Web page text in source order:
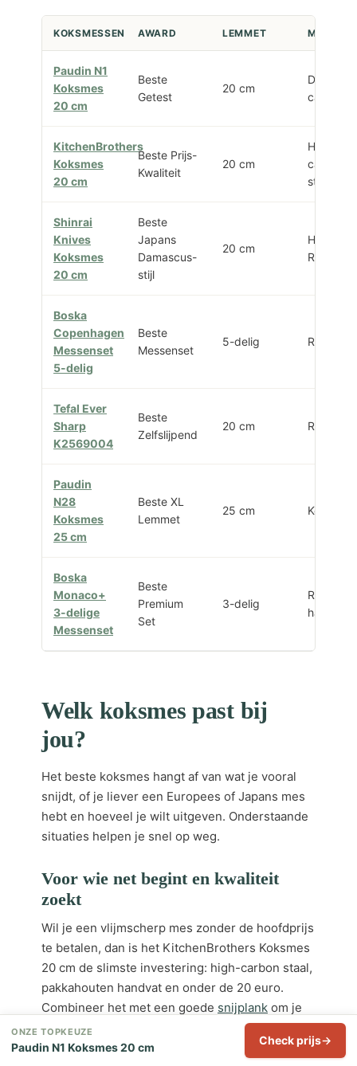
KOKSMESSEN AWARD LEMMET
Paudin N1
Koksmes
20 cm
Beste
Getest
20 cm
Duits
KitchenBrothers
Koksmes
20 cm
Beste Prijs-
Kwaliteit
20 cm
High-
carbon
staal
Shinrai
Knives
Koksmes
20 cm
Beste
Japans
Damascus-
stijl
20 cm
RVS
Boska
Copenhagen
Messenset
5-delig
Beste
Messenset
5-delig RVS
Tefal Ever
Sharp
K2569004
Beste
Zelfslijpend
20 cm RVS
Paudin
N28
Koksmes
25 cm
Beste XL
Lemmet
25 cm
Boska
Monaco+
3-delige
Messenset
Beste
Premium
Set
3-delig
RVS
hard
Welk koksmes past bij
jou?
Het beste koksmes hangt af van wat je vooral
snijdt, of je liever een Europees of Japans mes
hebt en hoeveel je wilt uitgeven. Onderstaande
situaties helpen je snel op weg.
Voor wie net begint en kwaliteit
zoekt
Wil je een vlijmscherp mes zonder de hoofdprijs
te betalen, dan is het KitchenBrothers Koksmes
20 cm de slimste investering: high-carbon staal,
pakkahouten handvat en onder de 20 euro.
Combineer het met een goede snijplank om je
messen scherp te houden — harde plastic of
glazen platen bot ze juist.
ONZE TOPKEUZE
Paudin N1 Koksmes 20 cm Check prijs